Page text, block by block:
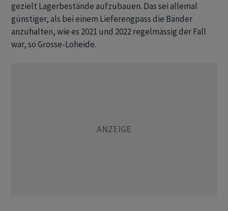
gezielt Lagerbestände aufzubauen. Das sei allemal
günstiger, als bei einem Lieferengpass die Bänder
anzuhalten, wie es 2021 und 2022 regelmässig der Fall
war, so Grosse-Loheide.